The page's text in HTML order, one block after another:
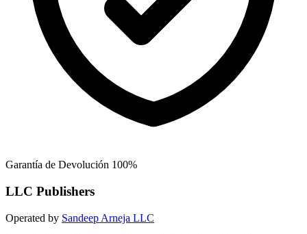
Garantía de Devolución 100%
LLC Publishers
Operated by Sandeep Arneja LLC